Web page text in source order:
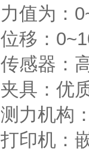
力值为：
位移：
传感器：
夹具：优
测力机构
打印机：